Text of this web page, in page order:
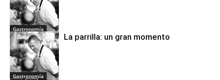
Gastronomía
Gastronomía
La parrilla: un gran momento